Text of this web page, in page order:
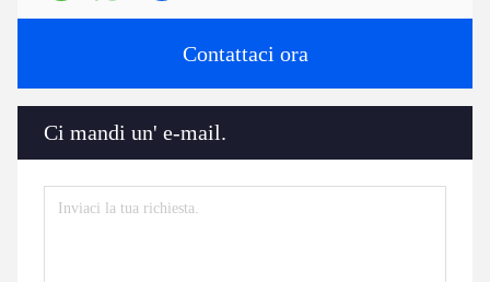
Contattaci ora
Ci mandi un' e-mail.